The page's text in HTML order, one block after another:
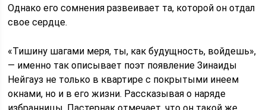
Однако его сомнения развеивает та, которой он отдал
свое сердце.
«Тишину шагами меря, ты, как будущность, войдешь»,
— именно так описывает поэт появление Зинаиды
Нейгауз не только в квартире с покрытыми инеем
окнами, но и в его жизни. Рассказывая о наряде
избранницы, Пастернак отмечает, что он такой же